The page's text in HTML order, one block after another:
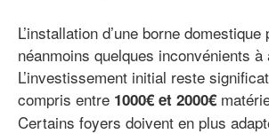
L’installation d’une borne domestique
néanmoins quelques inconvénients à
L’investissement initial reste
compris entre 1000€ et 2000€
Certains foyers doivent en plus